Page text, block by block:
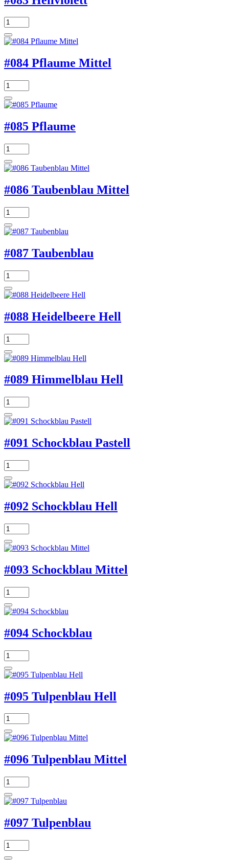
#084 Pflaume Mittel
#085 Pflaume
#086 Taubenblau Mittel
#087 Taubenblau
#088 Heidelbeere Hell
#089 Himmelblau Hell
#091 Schockblau Pastell
#092 Schockblau Hell
#093 Schockblau Mittel
#094 Schockblau
#095 Tulpenblau Hell
#096 Tulpenblau Mittel
#097 Tulpenblau